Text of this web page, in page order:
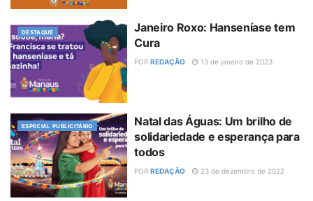
DESTAQUE
Janeiro Roxo: Hanseníase tem
Cura
POR REDAÇÃO 13 de janeiro de 2023
ESPECIAL PUBLICITÁRIO
Natal das Águas: Um brilho de
solidariedade e esperança para
todos
POR REDAÇÃO 23 de dezembro de 2022